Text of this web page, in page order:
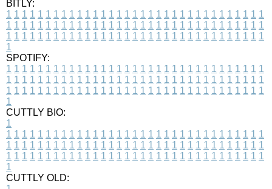
BITLY:
1 1 1 1 1 1 1 1 1 1 1 1 1 1 1 1 1 1 1 1 1 1 1 1 1 1 1 1 1 1 1 1 1
1 1 1 1 1 1 1 1 1 1 1 1 1 1 1 1 1 1 1 1 1 1 1 1 1 1 1 1 1 1 1 1 1
1 1 1 1 1 1 1 1 1 1 1 1 1 1 1 1 1 1 1 1 1 1 1 1 1 1 1 1 1 1 1 1 1
1
SPOTIFY:
1 1 1 1 1 1 1 1 1 1 1 1 1 1 1 1 1 1 1 1 1 1 1 1 1 1 1 1 1 1 1 1 1
1 1 1 1 1 1 1 1 1 1 1 1 1 1 1 1 1 1 1 1 1 1 1 1 1 1 1 1 1 1 1 1 1
1 1 1 1 1 1 1 1 1 1 1 1 1 1 1 1 1 1 1 1 1 1 1 1 1 1 1 1 1 1 1 1 1
1
CUTTLY BIO:
1
1 1 1 1 1 1 1 1 1 1 1 1 1 1 1 1 1 1 1 1 1 1 1 1 1 1 1 1 1 1 1 1 1
1 1 1 1 1 1 1 1 1 1 1 1 1 1 1 1 1 1 1 1 1 1 1 1 1 1 1 1 1 1 1 1 1
1 1 1 1 1 1 1 1 1 1 1 1 1 1 1 1 1 1 1 1 1 1 1 1 1 1 1 1 1 1 1 1 1
1
CUTTLY OLD: